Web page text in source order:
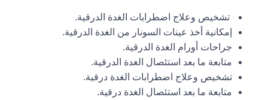
تشخيص وعلاج اضطرابات الغدة الدرقية.
إمكانية أخذ عينات السونار من الغدة الدرقية.
جراحات أورام الغدة الدرقية.
متابعة ما بعد استئصال الغدة الدرقية.
تشخيص وعلاج اضطرابات الغدة درقية.
متابعة ما بعد استئصال الغدة درقية.